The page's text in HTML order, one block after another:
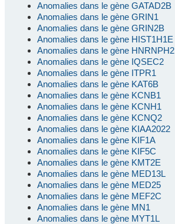
Anomalies dans le gène GATAD2B
Anomalies dans le gène GRIN1
Anomalies dans le gène GRIN2B
Anomalies dans le gène HIST1H1E
Anomalies dans le gène HNRNPH2
Anomalies dans le gène IQSEC2
Anomalies dans le gène ITPR1
Anomalies dans le gène KAT6B
Anomalies dans le gène KCNB1
Anomalies dans le gène KCNH1
Anomalies dans le gène KCNQ2
Anomalies dans le gène KIAA2022
Anomalies dans le gène KIF1A
Anomalies dans le gène KIF5C
Anomalies dans le gène KMT2E
Anomalies dans le gène MED13L
Anomalies dans le gène MED25
Anomalies dans le gène MEF2C
Anomalies dans le gène MN1
Anomalies dans le gène MYT1L